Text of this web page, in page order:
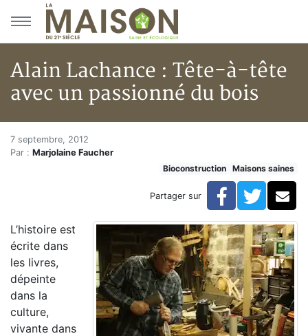
Aller au menu principal
Aller au contenu principal
Alain Lachance : Tête-à-tête
avec un passionné du bois
Accueil
Articles
Hypersensibilités environnementales
Alain Lachance : Tête-à-tête avec un passionné du
Alain Lachance : Tête-à-tête
7 septembre, 2012
Par : Marjolaine Faucher
Bioconstruction
Maisons saines
Partager sur Facebook
L’histoire est
écrite dans
les livres,
dépeinte
dans la
culture,
vivante dans